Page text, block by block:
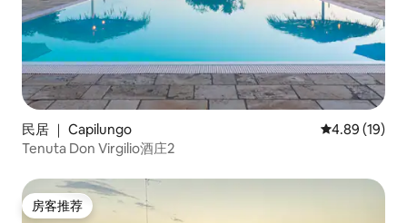
民居 ｜ Capilungo 平均评分
4.89 (19)
Tenuta Don Virgilio酒庄2
房客推荐
房客推荐